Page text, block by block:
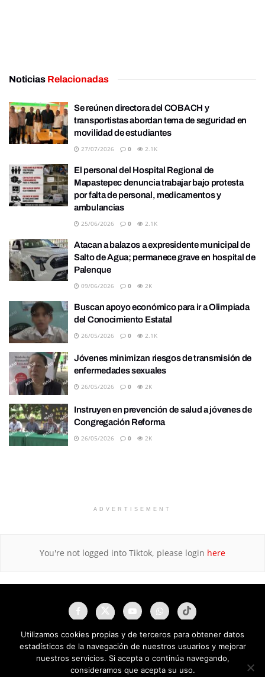
Noticias Relacionadas
Se reúnen directora del COBACH y
transportistas abordan tema de seguridad en
movilidad de estudiantes
27/07/2026 0 2.1K
El personal del Hospital Regional de
Mapastepec denuncia trabajar bajo protesta
por falta de personal, medicamentos y
ambulancias
25/06/2026 0 2.1K
Atacan a balazos a expresidente municipal de
Salto de Agua; permanece grave en hospital de
Palenque
09/06/2026 0 2K
Buscan apoyo económico para ir a Olimpiada
del Conocimiento Estatal
26/05/2026 0 2.1K
Jóvenes minimizan riesgos de transmisión de
enfermedades sexuales
26/05/2026 0 2K
Instruyen en prevención de salud a jóvenes de
Congregación Reforma
26/05/2026 0 2K
ADVERTISEMENT
You're not logged into Tiktok, please login here
Utilizamos cookies propias y de terceros para obtener datos
estadísticos de la navegación de nuestros usuarios y mejorar
nuestros servicios. Si acepta o continúa navegando,
consideramos que acepta su uso.